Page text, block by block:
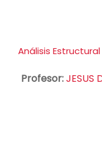
Análisis
Profesor:JESUS